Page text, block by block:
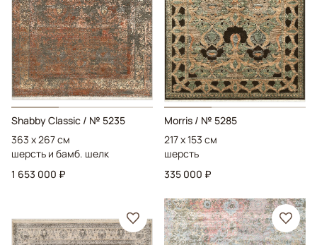
Shabby Classic / № 5235
363 x 267 см
шерсть и бамб. шелк
1 653 000 ₽
Morris / № 5285
217 x 153 см
шерсть
335 000 ₽